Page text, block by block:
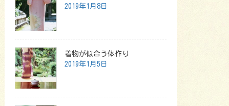
2019年1月8日
着物が似合う体作り
2019年1月5日